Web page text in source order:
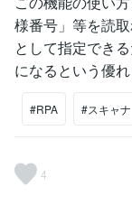
様番号」等を読
として指定でき
になるという優れ
#RPA #スキャナ
4